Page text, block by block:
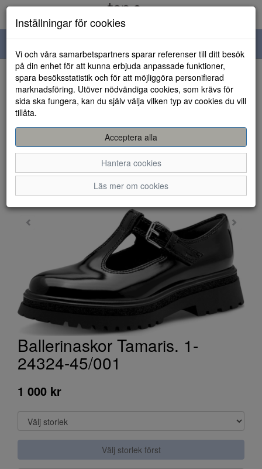
navigation
HEM
Ballerinaskor Tamaris. 1-
24324-45/001
1 000 kr
Välj storlek först
Inställningar för cookies
Vi och våra samarbetspartners sparar referenser till ditt besök
på din enhet för att kunna erbjuda anpassade funktioner,
spara besöksstatistik och för att möjliggöra personifierad
marknadsföring. Utöver nödvändiga cookies, som krävs för
sida ska fungera, kan du själv välja vilken typ av cookies du vill
tillåta.
Acceptera alla
Hantera cookies
Läs mer om cookies